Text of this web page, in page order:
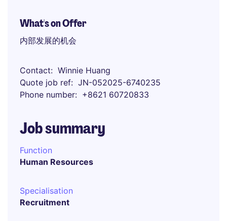
What's on Offer
内部发展的机会
Contact
Winnie Huang
Quote job ref
JN-052025-6740235
Phone number
+8621 60720833
Job summary
Function
Human Resources
Specialisation
Recruitment